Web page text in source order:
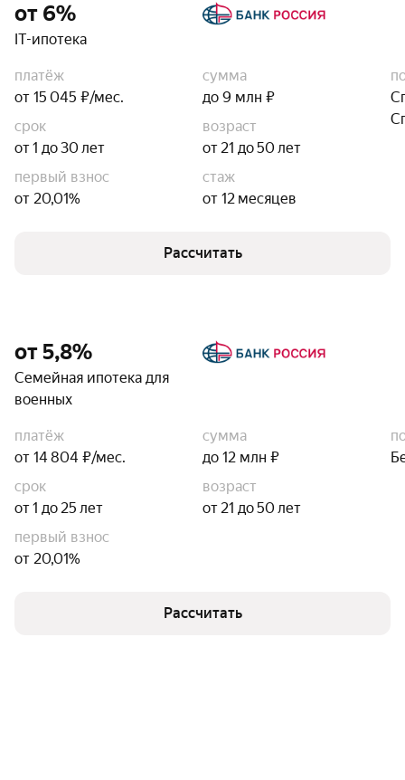
от 6%
IT-ипотека
платёж
от 15 045 ₽/мес.
сумма
до 9 млн ₽
срок
от 1 до 30 лет
возраст
от 21 до 50 лет
первый взнос
от 20,01%
стаж
от 12 месяцев
Рассчитать
от 5,8%
Семейная ипотека для
военных
платёж
от 14 804 ₽/мес.
сумма
до 12 млн ₽
срок
от 1 до 25 лет
возраст
от 21 до 50 лет
первый взнос
от 20,01%
Рассчитать